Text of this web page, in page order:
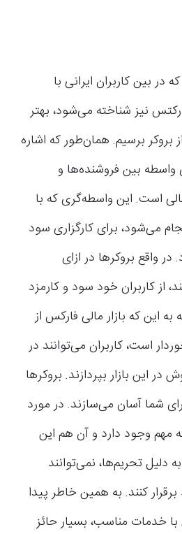
در بین کاربران ایرانی با
نیز شناخته می‌شود، بهتر
برسیم. همان‌طور که اشاره
واسطه بین فروشنده‌ها و
است. این واسطه‌گری که با
می‌شود، برای کارگزاری‌ سود
واقع بروکرها در ازای
از کاربران خود سود و کارمزد
این که بازار مالی فارکس از
است، کاربران می‌توانند در
این بازار بپردازند‌. بروکرها
شما آسان می‌سازند‌. در مورد
مهم وجود دارد و آن هم این
دلیل تحریم‌ها، نمی‌توانند
برقرار کنند. به همین خاطر پیدا
خدمات مناسب، بسیار حائز